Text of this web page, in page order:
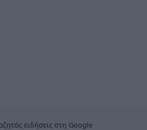
ειδήσεις στη Google